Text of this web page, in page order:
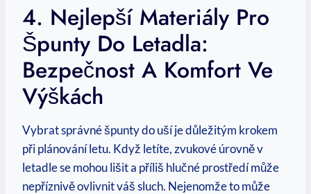
4. Nejlepší Materiály Pro
Špunty Do Letadla:
Bezpečnost A Komfort Ve
Výškách
Vybrat správné špunty do uší je důležitým krokem
při plánování letu. Když letíte, zvukové úrovně v
letadle se mohou lišit a příliš hlučné prostředí může
nepříznivě ovlivnit váš sluch. Nejenomže to může